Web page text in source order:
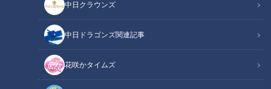
中日クラウンズ
中日ドラゴンズ関連記事
花咲かタイムズ